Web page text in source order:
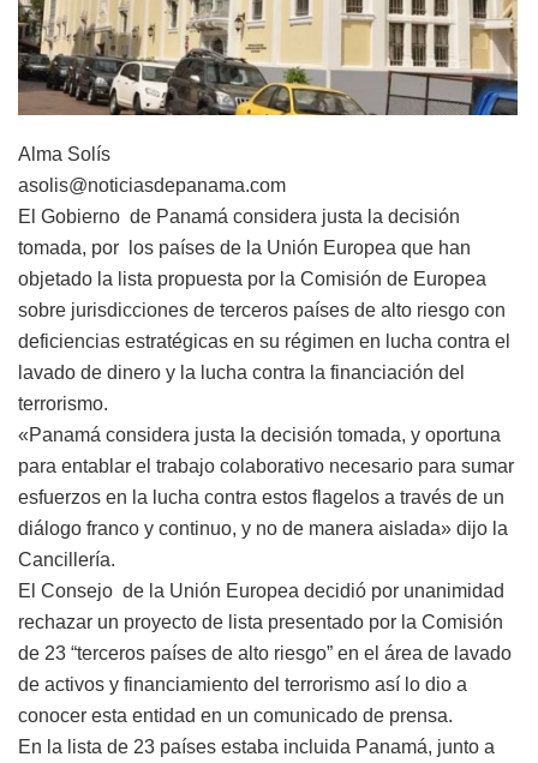
Alma Solís
asolis@noticiasdepanama.com
El Gobierno de Panamá considera justa la decisión
tomada, por los países de la Unión Europea que han
objetado la lista propuesta por la Comisión de Europea
sobre jurisdicciones de terceros países de alto riesgo con
deficiencias estratégicas en su régimen en lucha contra el
lavado de dinero y la lucha contra la financiación del
terrorismo.
«Panamá considera justa la decisión tomada, y oportuna
para entablar el trabajo colaborativo necesario para sumar
esfuerzos en la lucha contra estos flagelos a través de un
diálogo franco y continuo, y no de manera aislada» dijo la
Cancillería.
El Consejo de la Unión Europea decidió por unanimidad
rechazar un proyecto de lista presentado por la Comisión
de 23 “terceros países de alto riesgo” en el área de lavado
de activos y financiamiento del terrorismo así lo dio a
conocer esta entidad en un comunicado de prensa.
En la lista de 23 países estaba incluida Panamá, junto a